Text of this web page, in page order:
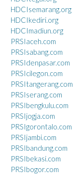
HDCIsemarang.org
HDCIkediri.org
HDCImadiun.org
PRSIaceh.com
PRSIsabang.com
PRSIdenpasar.com
PRSIcilegon.com
PRSItangerang.com
PRSIserang.com
PRSIbengkulu.com
PRSIjogja.com
PRSIgorontalo.com
PRSIjambi.com
PRSIbandung.com
PRSIbekasi.com
PRSIbogor.com